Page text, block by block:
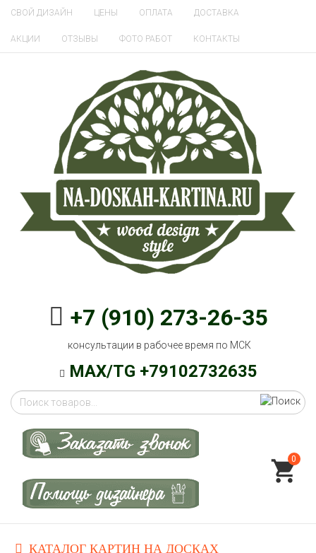
СВОЙ ДИЗАЙН ЦЕНЫ ОПЛАТА ДОСТАВКА
АКЦИИ ОТЗЫВЫ ФОТО РАБОТ КОНТАКТЫ
+7 (910) 273-26-35
консультации в рабочее время по МСК
MAX/TG +79102732635
0